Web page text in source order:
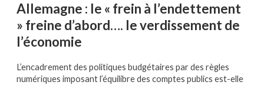
Allemagne : le « frein à l’endettement
» freine d’abord…. le verdissement de
l’économie
L’encadrement des politiques budgétaires par des règles
numériques imposant l’équilibre des comptes publics est-elle